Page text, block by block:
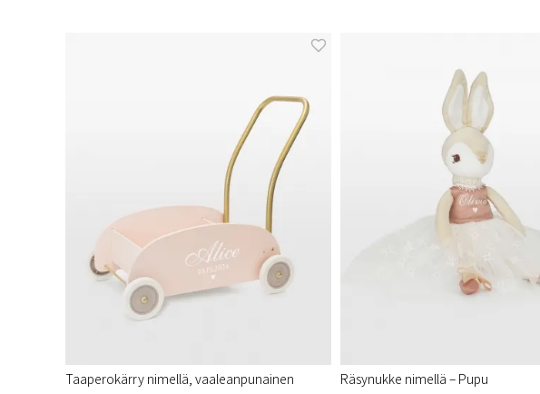
Taaperokärry nimellä, vaaleanpunainen Räsynukke nimellä – Pupu​